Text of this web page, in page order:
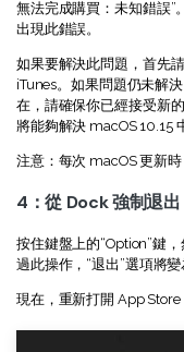
無法完成購買：未知錯誤”
出現此錯誤。
如果要解決此問題，首先
iTunes。如果問題仍未解
在，請確保你已經接受新
將能夠解決 macOS 10.15
注意：每次 macOS 更新時
4：從 Dock 強制退出
按住鍵盤上的“Option”鍵
過此操作，“退出”選項將
現在，重新打開 App Store